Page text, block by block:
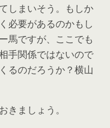
しまいそう。もしか
必要があるのかもし
馬ですが、ここでも
手関係ではないので
るのだろうか？横山
きましょう。